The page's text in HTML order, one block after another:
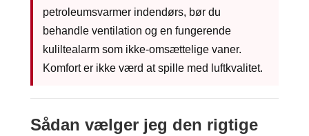
petroleumsvarmer indendørs, bør du
behandle ventilation og en fungerende
kuliltealarm som ikke-omsættelige vaner.
Komfort er ikke værd at spille med luftkvalitet.
Sådan vælger jeg den rigtige